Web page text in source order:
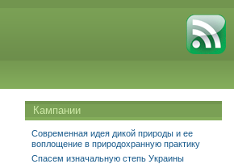
Кампании
Современная идея дикой природы и ее
воплощение в природохранную практику
Спасем изначальную степь Украины